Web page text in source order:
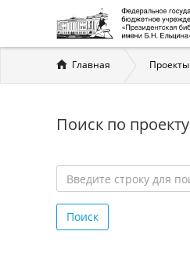
Вы
здесь
Главная Проекты
Поиск по проекту
строку
для
Поиск